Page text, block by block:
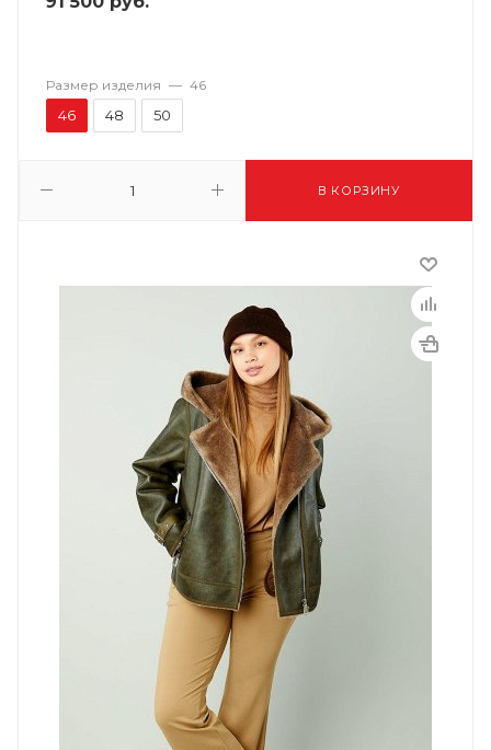
В КОРЗИНУ
Размер изделия — 46
46 48 50